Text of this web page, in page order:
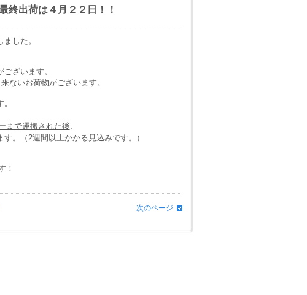
終出荷は４月２２日！！
した。
ざいます。
ないお荷物がございます。
まで運搬された後、
。（2週間以上かかる見込みです。）
！
次のページ